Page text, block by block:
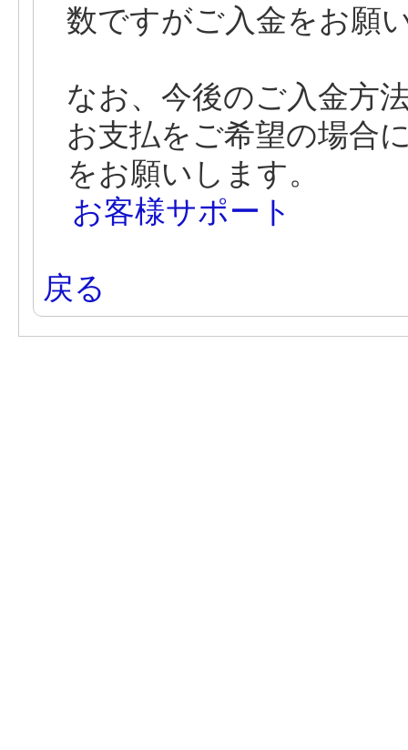
数ですがご入金をお願
なお、今後のご入金方
お支払をご希望の場合
をお願いします。
お客様サポート
戻る